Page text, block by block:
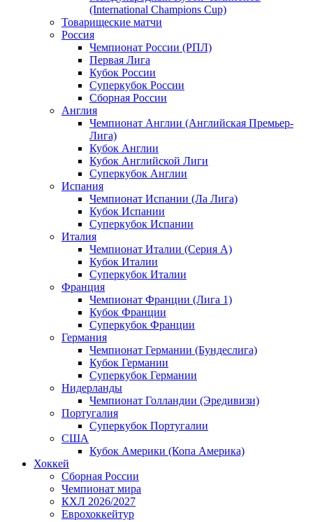
(International Champions Cup)
Товарищеские матчи
Россия
Чемпионат России (РПЛ)
Первая Лига
Кубок России
Суперкубок России
Сборная России
Англия
Чемпионат Англии (Английская Премьер-
Лига)
Кубок Англии
Кубок Английской Лиги
Суперкубок Англии
Испания
Чемпионат Испании (Ла Лига)
Кубок Испании
Суперкубок Испании
Италия
Чемпионат Италии (Серия А)
Кубок Италии
Суперкубок Италии
Франция
Чемпионат Франции (Лига 1)
Кубок Франции
Суперкубок Франции
Германия
Чемпионат Германии (Бундеслига)
Кубок Германии
Суперкубок Германии
Нидерланды
Чемпионат Голландии (Эредивизи)
Португалия
Суперкубок Португалии
США
Кубок Америки (Копа Америка)
Хоккей
Сборная России
Чемпионат мира
КХЛ 2026/2027
Еврохоккейтур